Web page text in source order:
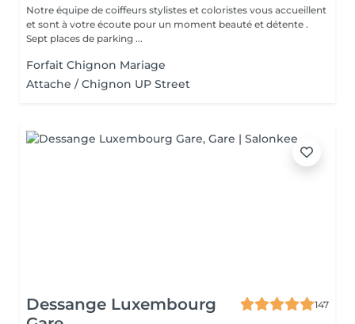
Notre équipe de coiffeurs stylistes et coloristes vous accueillent
et sont à votre écoute pour un moment beauté et détente .
Sept places de parking ...
Forfait Chignon Mariage
Attache / Chignon UP Street
Dessange Luxembourg
147